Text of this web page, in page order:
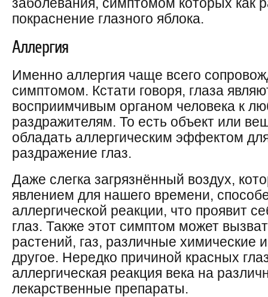
покраснение глазного яблока.
Аллергия
Именно аллергия чаще всего
симптомом. Кстати говоря, глаза
восприимчивым органом человека к
раздражителям. То есть объект или
обладать аллергическим эффектом
раздражение глаз.
Даже слегка загрязнённый воздух,
явлением для нашего времени,
аллергической реакции, что проявит
глаз. Также этот симптом может
растений, газ, различные химические
другое. Нередко причиной красных
аллергическая реакция века на
лекарственные препараты.